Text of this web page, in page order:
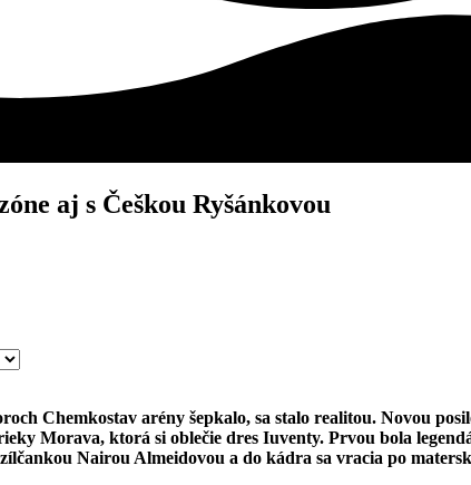
aj s Češkou Ryšánkovou
Chemkostav arény šepkalo, sa stalo realitou. Novou
Morava, ktorá si oblečie dres Iuventy. Prvou bola
Nairou Almeidovou a do kádra sa vracia po